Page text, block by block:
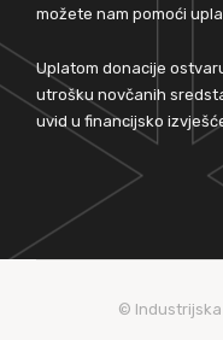
možete nam pomoći
Uplatom donacije
utrošku novčanih
uvid u financijsko
© Industrijska